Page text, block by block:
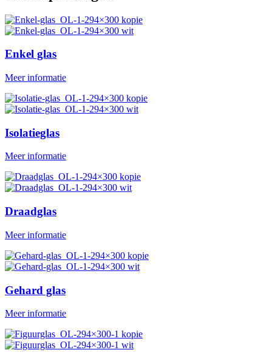
Enkel glas
Meer informatie
Isolatieglas
Meer informatie
Draadglas
Meer informatie
Gehard glas
Meer informatie